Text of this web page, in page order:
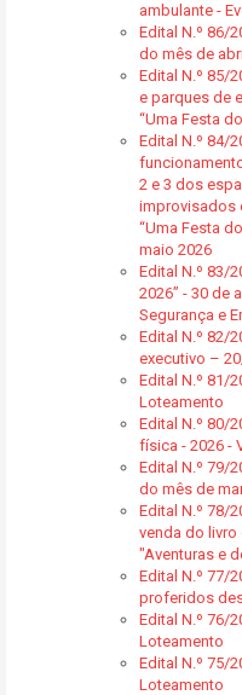
ambulante -
Edital N.º 86/
do mês de
Edital N.º 85/
e parques de
“Uma Festa
Edital N.º 84/
2 e 3 dos
improvisados
“Uma Festa
maio 2026
Edital N.º 83/
2026” - 30 de
Segurança e
Edital N.º 82/
executivo –
Edital N.º 81/
Loteamento
Edital N.º 80/
física - 2026 -
Edital N.º 79/
do mês de
Edital N.º 78/
venda do livro
"Aventuras e
Edital N.º 77/
proferidos
Edital N.º 76/
Loteamento
Edital N.º 75/
Loteamento